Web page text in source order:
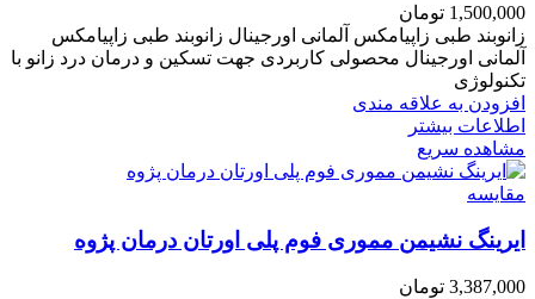
1,500,000 تومان
زانوبند طبی زاپیامکس آلمانی اورجینال زانوبند طبی زاپیامکس
آلمانی اورجینال محصولی کاربردی جهت تسکین و درمان درد زانو با
تکنولوژی
افزودن به علاقه مندی
اطلاعات بیشتر
مشاهده سریع
مقایسه
ایرینگ نشیمن مموری فوم پلی اورتان درمان پژوه
3,387,000 تومان